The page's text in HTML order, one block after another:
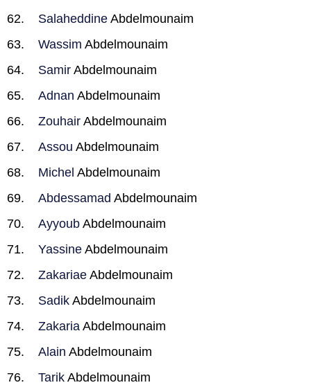
Salaheddine Abdelmounaim
Wassim Abdelmounaim
Samir Abdelmounaim
Adnan Abdelmounaim
Zouhair Abdelmounaim
Assou Abdelmounaim
Michel Abdelmounaim
Abdessamad Abdelmounaim
Ayyoub Abdelmounaim
Yassine Abdelmounaim
Zakariae Abdelmounaim
Sadik Abdelmounaim
Zakaria Abdelmounaim
Alain Abdelmounaim
Tarik Abdelmounaim